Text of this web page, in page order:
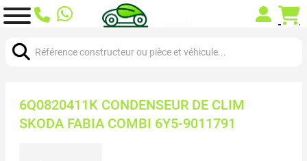
6Q0820411K CONDENSEUR DE CLIM
SKODA FABIA COMBI 6Y5-9011791